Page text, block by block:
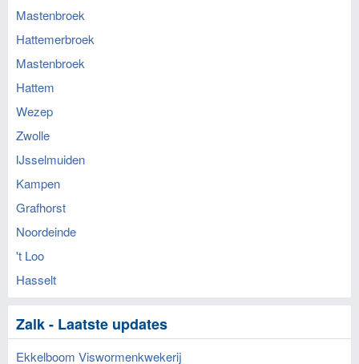
Mastenbroek
Hattemerbroek
Mastenbroek
Hattem
Wezep
Zwolle
IJsselmuiden
Kampen
Grafhorst
Noordeinde
't Loo
Hasselt
Zalk - Laatste updates
Ekkelboom Viswormenkwekerij